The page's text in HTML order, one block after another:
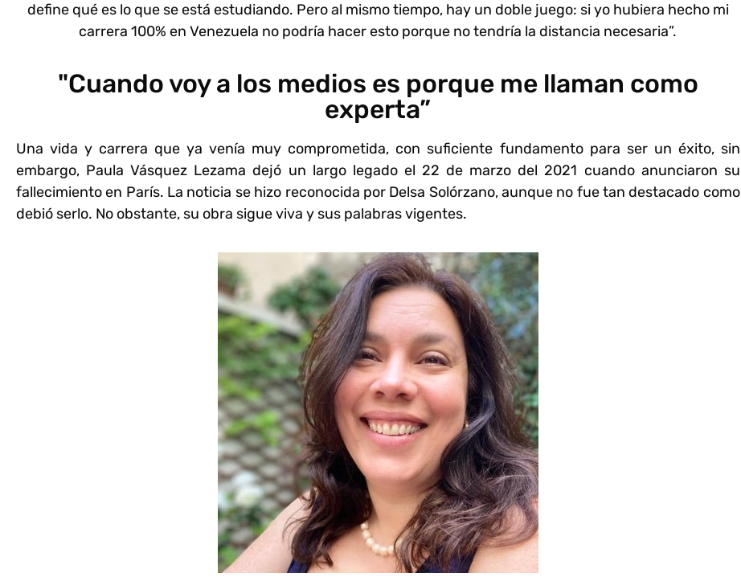
define qué es lo que se está estudiando. Pero al mismo tiempo, hay un doble juego: si yo hubiera hecho mi
carrera 100% en Venezuela no podría hacer esto porque no tendría la distancia necesaria”.
"Cuando voy a los medios es porque me llaman como
experta”
Una vida y carrera que ya venía muy comprometida, con suficiente fundamento para ser un éxito, sin
embargo, Paula Vásquez Lezama dejó un largo legado el 22 de marzo del 2021 cuando anunciaron su
fallecimiento en París. La noticia se hizo reconocida por Delsa Solórzano, aunque no fue tan destacado como
debió serlo. No obstante, su obra sigue viva y sus palabras vigentes.